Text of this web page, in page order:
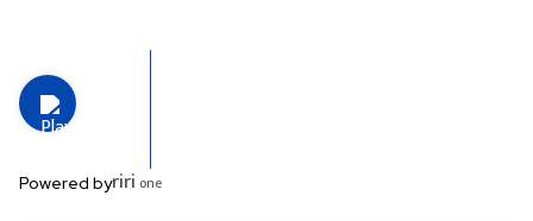
Powered byriri one